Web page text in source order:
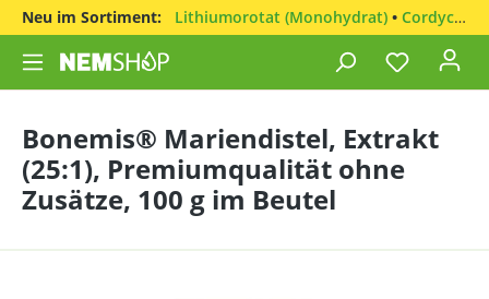
Neu im Sortiment: Lithiumorotat (Monohydrat) • Cordyceps sinensis
Bonemis® Mariendistel, Extrakt
(25:1), Premiumqualität ohne
Zusätze, 100 g im Beutel